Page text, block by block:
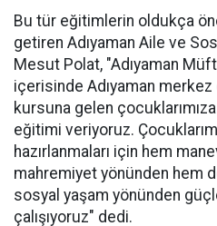
Bu tür eğitimlerin oldukça
getiren Adıyaman Aile ve
Mesut Polat, "Adıyaman
içerisinde Adıyaman
kursuna gelen
eğitimi veriyoruz.
hazırlanmaları için hem
mahremiyet yönünden hem
sosyal yaşam yönünden
çalışıyoruz" dedi.